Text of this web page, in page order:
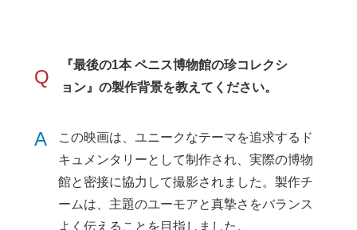
Q
『最後の1本 ペニス博物館の珍コレクシ
ョン』の製作背景を教えてください。
A
この映画は、ユニークなテーマを追求するド
キュメンタリーとして制作され、実際の博物
館と密接に協力して撮影されました。製作チ
ームは、主題のユーモアと真摯さをバランス
よく伝えることを目指しました。